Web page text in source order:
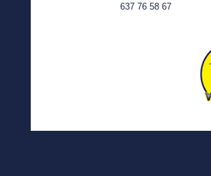
637 76 58 67